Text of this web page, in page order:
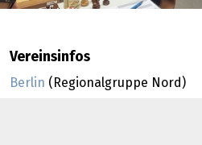
Vereinsinfos
Berlin (Regionalgruppe Nord)